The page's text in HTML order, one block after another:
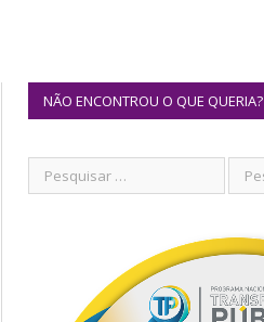
NÃO ENCONTROU O QUE QUERIA?